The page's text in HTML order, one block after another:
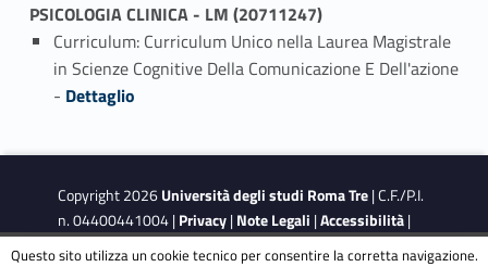
PSICOLOGIA CLINICA - LM (20711247)
Curriculum: Curriculum Unico nella Laurea Magistrale
in Scienze Cognitive Della Comunicazione E Dell'azione
- Link identifier #identifier_person_59393-1
Dettaglio
Copyright 2026Università degli studi Roma Tre| C.F./P.I.
n. 04400441004 |Privacy|Note Legali |Accessibilità|
Obiettivi di accessibilità
| Dichiarazione di accessibilità
Questo sito utilizza un cookie tecnico per consentire la corretta navigazione.